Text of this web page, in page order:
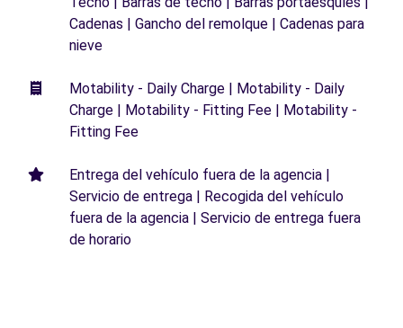
Cadenas | Gancho del remolque | Cadenas para
nieve
Motability - Daily Charge | Motability - Daily
Charge | Motability - Fitting Fee | Motability -
Fitting Fee
Entrega del vehículo fuera de la agencia |
Servicio de entrega | Recogida del vehículo
fuera de la agencia | Servicio de entrega fuera
de horario